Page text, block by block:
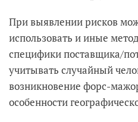
При выявлении рисков
использовать и иные
специфики поставщика/
учитывать случайный
возникновение форс-
особенности